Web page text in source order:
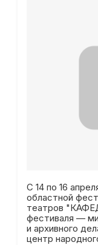
С 14 по 16
областной
театров
фестиваля —
и архивного
центр